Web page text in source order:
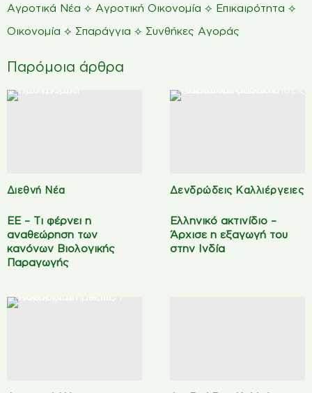
Αγροτικά Νέα ⟡ Αγροτική Οικονομία ⟡ Επικαιρότητα ⟡
Οικονομία ⟡ Σπαράγγια ⟡ Συνθήκες Αγοράς
Παρόμοια άρθρα
Διεθνή Νέα
ΕΕ – Τι φέρνει η
αναθεώρηση των
κανόνων Βιολογικής
Παραγωγής
Δενδρώδεις Καλλιέργειες
Ελληνικό ακτινίδιο –
Άρχισε η εξαγωγή του
στην Ινδία